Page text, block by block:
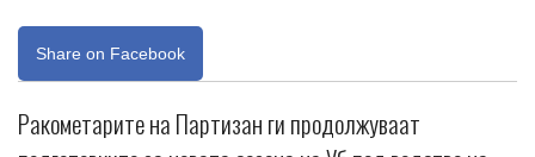
Share on Facebook
Ракометарите на Партизан ги продолжуваат